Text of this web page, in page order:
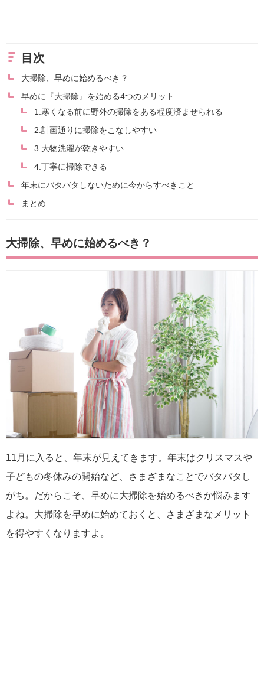
目次
大掃除、早めに始めるべき？
早めに『大掃除』を始める4つのメリット
1.寒くなる前に野外の掃除をある程度済ませられる
2.計画通りに掃除をこなしやすい
3.大物洗濯が乾きやすい
4.丁寧に掃除できる
年末にバタバタしないために今からすべきこと
まとめ
大掃除、早めに始めるべき？
11月に入ると、年末が見えてきます。年末はクリスマスや
子どもの冬休みの開始など、さまざまなことでバタバタし
がち。だからこそ、早めに大掃除を始めるべきか悩みます
よね。大掃除を早めに始めておくと、さまざまなメリット
を得やすくなりますよ。